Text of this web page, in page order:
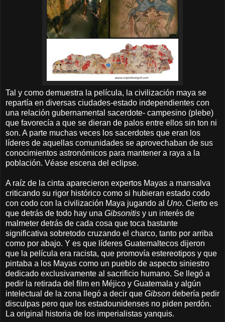
Tal y como demuestra la película, la civilización maya se
repartía en diversas ciudades-estado independientes con
una relación gubernamental sacerdote- campesino (plebe)
que favorecía a que se dieran de palos entre ellos sin ton ni
son. A parte muchas veces los sacerdotes que eran los
líderes de aquellas comunidades se aprovechaban de sus
conocimientos astronómicos para mantener a raya a la
población. Véase escena del eclipse.
A raíz de la cinta aparecieron expertos Mayas a mansalva
criticando su rigor histórico como si hubieran estado codo
con codo con la civilización Maya jugando al Uno. Cierto es
que detrás de todo hay una Gibsonitis y un interés de
malmeter detrás de cada cosa que toca bastante
significativa sobretodo cruzando el charco, tanto por arriba
como por abajo. Y es que líderes Guatemaltecos dijeron
que la película era racista, que promovía estereotipos y que
pintaba a los Mayas como un pueblo de aspecto siniestro
dedicado exclusivamente al sacrificio humano. Se llegó a
pedir la retirada del film en Méjico y Guatemala y algún
intelectual de la zona llegó a decir que Gibson debería pedir
disculpas pero que los estadounidenses no piden perdón.
La original historia de los imperialistas yanquis.